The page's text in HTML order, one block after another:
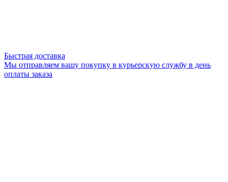
Быстрая доставка
Мы отправляем вашу покупку в курьерскую службу в день
оплаты заказа